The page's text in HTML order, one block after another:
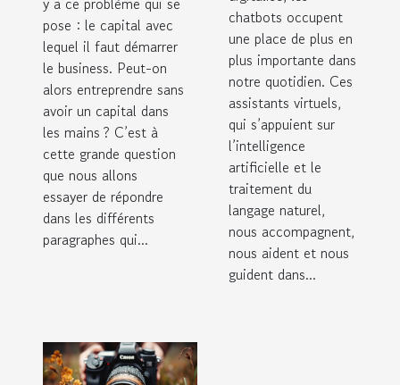
pose : le capital avec
lequel il faut démarrer
le business. Peut-on
alors entreprendre sans
avoir un capital dans
les mains ? C’est à
cette grande question
que nous allons
essayer de répondre
dans les différents
paragraphes qui...
chatbots occupent
une place de plus en
plus importante dans
notre quotidien. Ces
assistants virtuels,
qui s’appuient sur
l’intelligence
artificielle et le
traitement du
langage naturel,
nous accompagnent,
nous aident et nous
guident dans...